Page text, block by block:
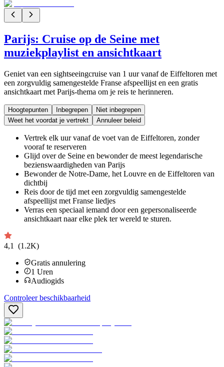
Parijs: Cruise op de Seine met
muziekplaylist en ansichtkaart
Geniet van een sightseeingcruise van 1 uur vanaf de Eiffeltoren met
een zorgvuldig samengestelde Franse afspeellijst en een gratis
ansichtkaart met Parijs-thema om je reis te herinneren.
Hoogtepunten Inbegrepen
Niet inbegrepen
Weet het voordat je vertrekt
Annuleer beleid
Vertrek elk uur vanaf de voet van de Eiffeltoren, zonder
vooraf te reserveren
Glijd over de Seine en bewonder de meest legendarische
bezienswaardigheden van Parijs
Bewonder de Notre-Dame, het Louvre en de Eiffeltoren van
dichtbij
Reis door de tijd met een zorgvuldig samengestelde
afspeellijst met Franse liedjes
Verras een speciaal iemand door een gepersonaliseerde
ansichtkaart naar elke plek ter wereld te sturen.
4,1
(1.2K)
Gratis annulering
1 Uren
Audiogids
Controleer beschikbaarheid